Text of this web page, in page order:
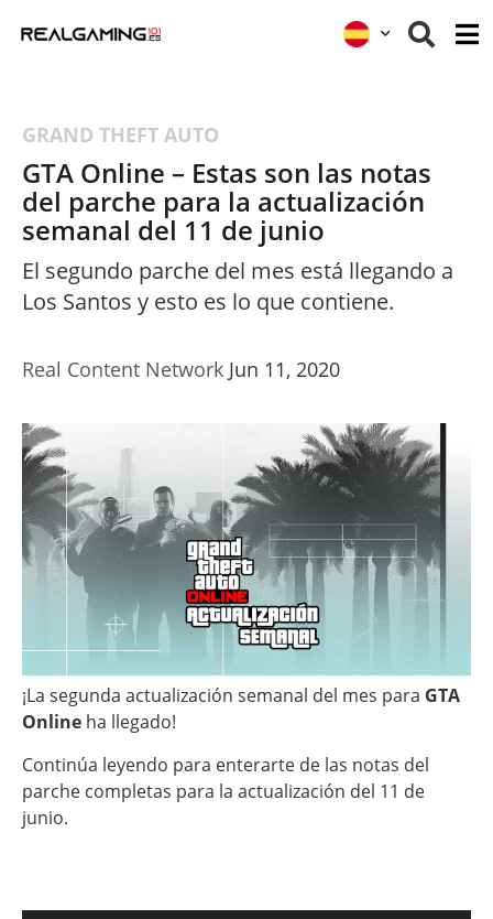
GRAND THEFT AUTO
GTA Online – Estas son las notas
del parche para la actualización
semanal del 11 de junio
El segundo parche del mes está llegando a
Los Santos y esto es lo que contiene.
Real Content Network Jun 11, 2020
¡La segunda actualización semanal del mes para GTA
Online ha llegado!
Continúa leyendo para enterarte de las notas del
parche completas para la actualización del 11 de
junio.